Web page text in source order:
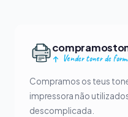
Vender toner de
Compramos os teus
impressora não
descomplicada.